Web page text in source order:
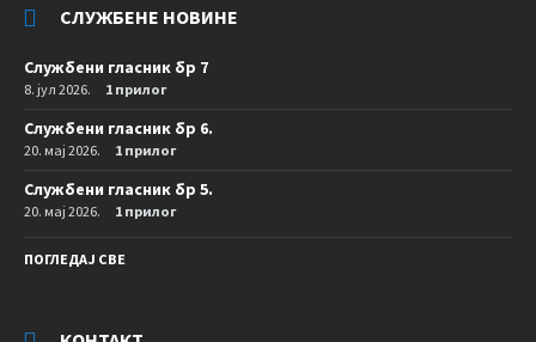
СЛУЖБЕНЕ НОВИНЕ
Службени гласник бр 7
8. јул 2026. 1 прилог
Службени гласник бр 6.
20. мај 2026. 1 прилог
Службени гласник бр 5.
20. мај 2026. 1 прилог
ПОГЛЕДАЈ СВЕ